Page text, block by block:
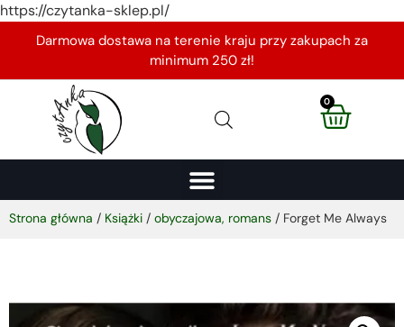
https://czytanka-sklep.pl/
Darmowa dostawa na terenie kraju przy zakupach za
minimum 250 zł!
0
Strona główna / Książki / obyczajowa, romans / Forget Me Always